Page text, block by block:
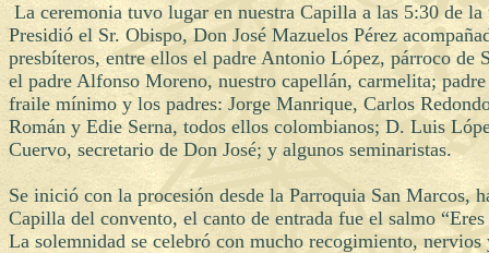
La ceremonia tuvo lugar en nuestra Capilla a las 5:30 de la
Presidió el Sr. Obispo, Don José Mazuelos Pérez
presbíteros, entre ellos el padre Antonio López, párroco de
el padre Alfonso Moreno, nuestro capellán, carmelita;
fraile mínimo y los padres: Jorge Manrique, Carlos
Román y Edie Serna, todos ellos colombianos; D. Luis
Cuervo, secretario de Don José; y algunos seminaristas.
Se inició con la procesión desde la Parroquia San Marcos,
Capilla del convento, el canto de entrada fue el salmo
La solemnidad se celebró con mucho recogimiento, nervios